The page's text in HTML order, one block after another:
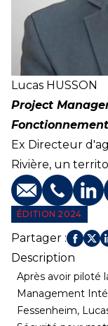
Lucas HUSSON
Project
Ex Directeur
Rivière, un
E-mailTéléphone
Profil
ÉDITION 2024
Partager :
Description
Après avoir piloté
Management
Fessenheim,